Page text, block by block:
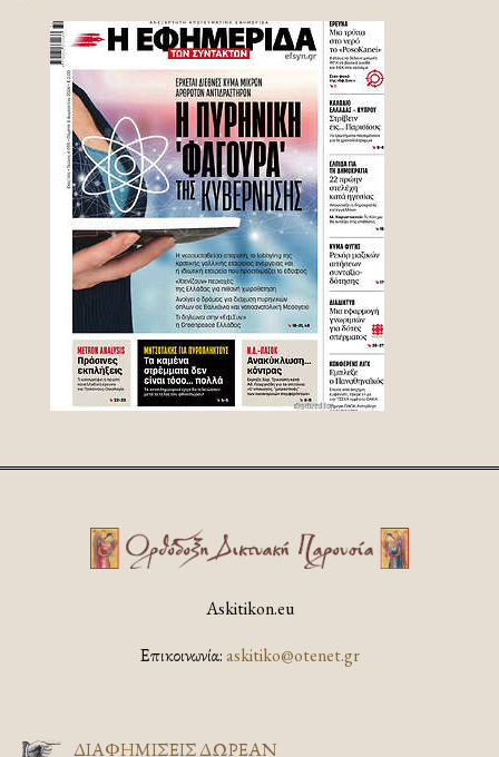
Askitikon.eu
Επικοινωνία:askitiko@otenet.gr
ΔΙΑΦΗΜΊΣΕΙΣ ΔΩΡΕΆΝ